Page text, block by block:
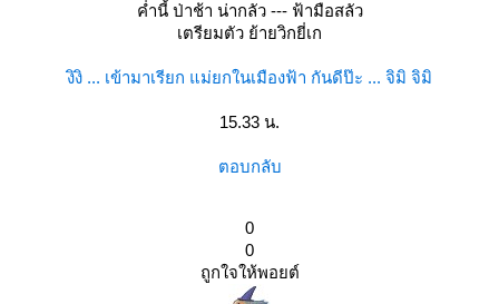
ค่ำนี้ ป่าช้า น่ากลัว --- ฟ้ามือสลัว
เตรียมตัว ย้ายวิกยี่เก
งิงิ ... เข้ามาเรียก แม่ยกในเมืองฟ้า กันดีป๊ะ ... จิมิ จิมิ
15.33 น.
ตอบกลับ
0
0
ถูกใจให้พอยต์